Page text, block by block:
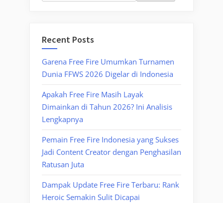
Recent Posts
Garena Free Fire Umumkan Turnamen
Dunia FFWS 2026 Digelar di Indonesia
Apakah Free Fire Masih Layak
Dimainkan di Tahun 2026? Ini Analisis
Lengkapnya
Pemain Free Fire Indonesia yang Sukses
Jadi Content Creator dengan Penghasilan
Ratusan Juta
Dampak Update Free Fire Terbaru: Rank
Heroic Semakin Sulit Dicapai